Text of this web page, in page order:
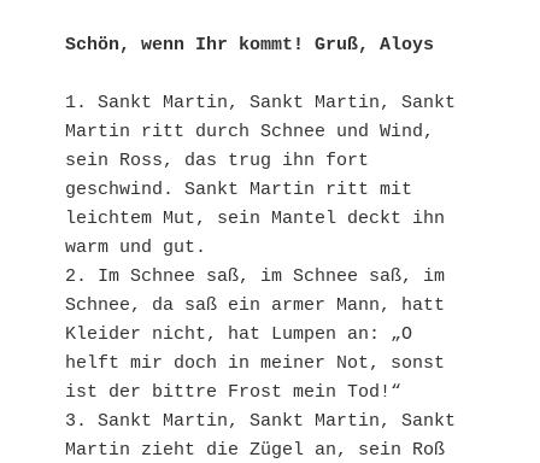
Schön, wenn Ihr kommt! Gruß, Aloys
1. Sankt Martin, Sankt Martin, Sankt
Martin ritt durch Schnee und Wind,
sein Ross, das trug ihn fort
geschwind. Sankt Martin ritt mit
leichtem Mut, sein Mantel deckt ihn
warm und gut.
2. Im Schnee saß, im Schnee saß, im
Schnee, da saß ein armer Mann, hatt
Kleider nicht, hat Lumpen an: „O
helft mir doch in meiner Not, sonst
ist der bittre Frost mein Tod!“
3. Sankt Martin, Sankt Martin, Sankt
Martin zieht die Zügel an, sein Roß